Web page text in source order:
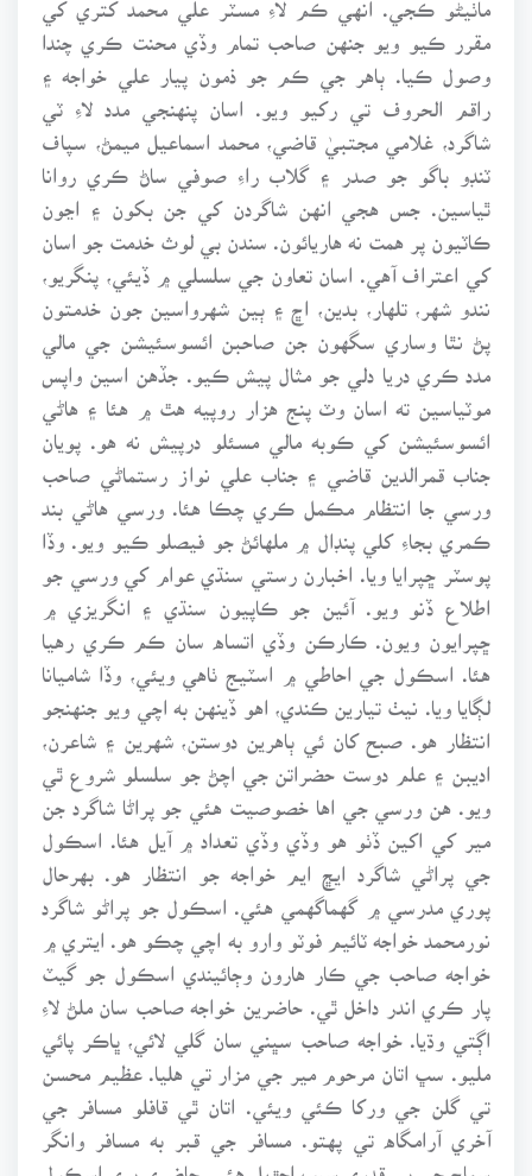
مقرر ڪيو ويو جنهن صاحب تمام وڏي محنت ڪري چندا
وصول ڪيا. ٻاهر جي ڪم جو ذمون پيار علي خواجه ۽
راقم الحروف تي رکيو ويو. اسان پنهنجي مدد لاءِ ٽي
شاگرد، غلامي مجتبيٰ قاضي، محمد اسماعيل ميمڻ، سپاف
ٽنڊو باگو جو صدر ۽ گلاب راءِ صوفي ساڻ ڪري روانا
ٿياسين. جس هجي انهن شاگردن کي جن بکون ۽ اڃون
ڪاٽيون پر همت نه هاريائون. سندن بي لوث خدمت جو اسان
کي اعتراف آهي. اسان تعاون جي سلسلي ۾ ڏيئي، پنگريو،
نندو شهر، تلهار، بدين، اڇ ۽ ٻين شهرواسين جون خدمتون
پڻ نٿا وساري سگهون جن صاحبن ائسوسئيشن جي مالي
مدد ڪري دريا دلي جو مثال پيش ڪيو. جڏهن اسين واپس
موٽياسين ته اسان وٽ پنج هزار روپيه هٿ ۾ هئا ۽ هاڻي
ائسوسئيشن کي ڪوبه مالي مسئلو درپيش نه هو. پويان
جناب قمرالدين قاضي ۽ جناب علي نواز رستماڻي صاحب
ورسي جا انتظام مڪمل ڪري چڪا هئا. ورسي هاڻي بند
ڪمري بجاءِ کلي پنڊال ۾ ملهائڻ جو فيصلو ڪيو ويو. وڏا
پوسٽر ڇپرايا ويا. اخبارن رستي سنڌي عوام کي ورسي جو
اطلاع ڏنو ويو. آئين جو ڪاپيون سنڌي ۽ انگريزي ۾
ڇپرايون ويون. ڪارڪن وڏي اتساه سان ڪم ڪري رهيا
هئا. اسڪول جي احاطي ۾ اسٽيج ٺاهي ويئي، وڏا شاميانا
لڳايا ويا. نيٺ تيارين ڪندي، اهو ڏينهن به اچي ويو جنهنجو
انتظار هو. صبح کان ئي ٻاهرين دوستن، شهرين ۽ شاعرن،
اديبن ۽ علم دوست حضراتن جي اچڻ جو سلسلو شروع ٿي
ويو. هن ورسي جي اها خصوصيت هئي جو پراڻا شاگرد جن
مير کي اکين ڏٺو هو وڏي وڏي تعداد ۾ آيل هئا. اسڪول
جي پراڻي شاگرد ايڇ ايم خواجه جو انتظار هو. بهرحال
پوري مدرسي ۾ گهماگهمي هئي. اسڪول جو پراڻو شاگرد
نورمحمد خواجه ٽائيم فوٽو وارو به اچي چڪو هو. ايتري ۾
خواجه صاحب جي ڪار هارون وڄائيندي اسڪول جو گيٽ
پار ڪري اندر داخل ٿي. حاضرين خواجه صاحب سان ملڻ لاءِ
اڳتي وڌيا. خواجه صاحب سڀني سان گلي لائي، ڀاڪر پائي
مليو. سڀ اتان مرحوم مير جي مزار تي هليا. عظيم محسن
تي گلن جي ورکا ڪئي ويئي. اتان ٿي قافلو مسافر جي
آخري آرامگاه تي پهتو. مسافر جي قبر به مسافر وانگر
سماج جي بي قدري سبب اجڙيل هئي. حاضري ڀري اسڪول